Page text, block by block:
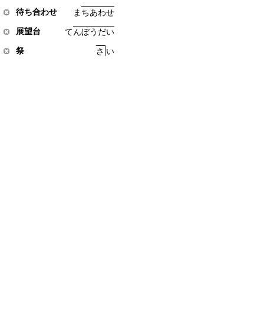
待ち合わせ ま ちあわせ
展望台 てんぼう だい
祭 さ い